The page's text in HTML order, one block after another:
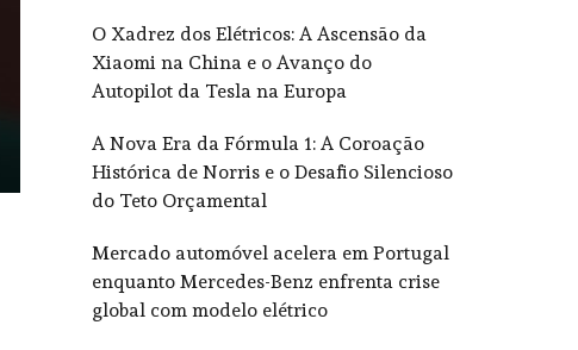
O Xadrez dos Elétricos: A Ascensão da
Xiaomi na China e o Avanço do
Autopilot da Tesla na Europa
A Nova Era da Fórmula 1: A Coroação
Histórica de Norris e o Desafio Silencioso
do Teto Orçamental
Mercado automóvel acelera em Portugal
enquanto Mercedes-Benz enfrenta crise
global com modelo elétrico